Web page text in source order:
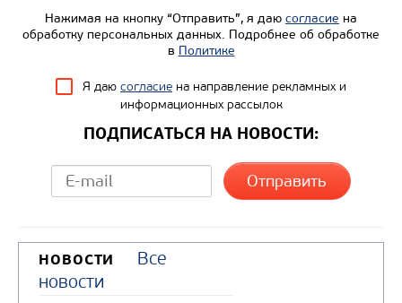
Экологический класс
Колесная формула
Узнать цену
Нажимая на кнопку “Отправить”, я даю согласие на
обработку персональных данных. Подробнее об обработке
в Политике
Я даю согласие на направление рекламных и
информационных рассылок
ПОДПИСАТЬСЯ НА НОВОСТИ:
НОВОСТИ
Все
новости